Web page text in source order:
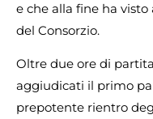
e che alla fine ha
del Consorzio.
Oltre due ore di
aggiudicati il primo
prepotente rientro